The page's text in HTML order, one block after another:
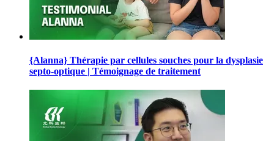
{Alanna} Thérapie par cellules souches pour la dysplasie
septo-optique | Témoignage de traitement